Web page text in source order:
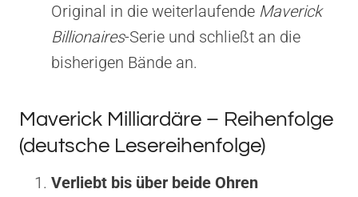
Original in die weiterlaufende Maverick
Billionaires-Serie und schließt an die
bisherigen Bände an.
Maverick Milliardäre – Reihenfolge
(deutsche Lesereihenfolge)
Verliebt bis über beide Ohren